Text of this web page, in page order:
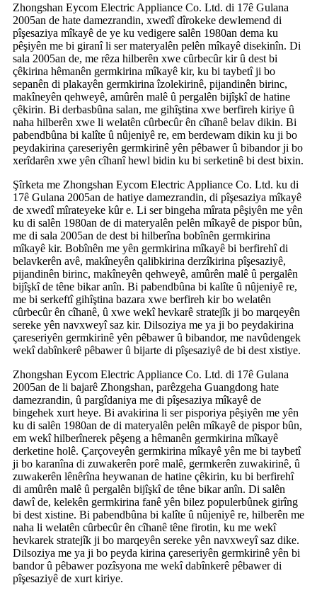
Zhongshan Eycom Electric Appliance Co. Ltd. di 17ê Gulana
2005an de hate damezrandin, xwedî dîrokeke dewlemend di
pîşesaziya mîkayê de ye ku vedigere salên 1980an dema ku
pêşiyên me bi giranî li ser materyalên pelên mîkayê disekinîn. Di
sala 2005an de, me rêza hilberên xwe cûrbecûr kir û dest bi
çêkirina hêmanên germkirina mîkayê kir, ku bi taybetî ji bo
sepanên di plakayên germkirina îzolekirinê, pijandinên birinc,
makîneyên qehweyê, amûrên malê û pergalên bijîşkî de hatine
çêkirin. Bi derbasbûna salan, me gihîştina xwe berfireh kiriye û
naha hilberên xwe li welatên cûrbecûr ên cîhanê belav dikin. Bi
pabendbûna bi kalîte û nûjeniyê re, em berdewam dikin ku ji bo
peydakirina çareseriyên germkirinê yên pêbawer û bibandor ji bo
xerîdarên xwe yên cîhanî hewl bidin ku bi serketinê bi dest bixin.
Şîrketa me Zhongshan Eycom Electric Appliance Co. Ltd. ku di
17ê Gulana 2005an de hatiye damezrandin, di pîşesaziya mîkayê
de xwedî mîrateyeke kûr e. Li ser bingeha mîrata pêşiyên me yên
ku di salên 1980an de di materyalên pelên mîkayê de pispor bûn,
me di sala 2005an de dest bi hilberîna bobînên germkirina
mîkayê kir. Bobînên me yên germkirina mîkayê bi berfirehî di
belavkerên avê, makîneyên qalibkirina derzîkirina pîşesaziyê,
pijandinên birinc, makîneyên qehweyê, amûrên malê û pergalên
bijîşkî de têne bikar anîn. Bi pabendbûna bi kalîte û nûjeniyê re,
me bi serkeftî gihîştina bazara xwe berfireh kir bo welatên
cûrbecûr ên cîhanê, û xwe wekî hevkarê stratejîk ji bo marqeyên
sereke yên navxweyî saz kir. Dilsoziya me ya ji bo peydakirina
çareseriyên germkirinê yên pêbawer û bibandor, me navûdengek
wekî dabînkerê pêbawer û bijarte di pîşesaziyê de bi dest xistiye.
Zhongshan Eycom Electric Appliance Co. Ltd. di 17ê Gulana
2005an de li bajarê Zhongshan, parêzgeha Guangdong hate
damezrandin, û pargîdaniya me di pîşesaziya mîkayê de
bingehek xurt heye. Bi avakirina li ser pisporiya pêşiyên me yên
ku di salên 1980an de di materyalên pelên mîkayê de pispor bûn,
em wekî hilberînerek pêşeng a hêmanên germkirina mîkayê
derketine holê. Çarçoveyên germkirina mîkayê yên me bi taybetî
ji bo karanîna di zuwakerên porê malê, germkerên zuwakirinê, û
zuwakerên lênêrîna heywanan de hatine çêkirin, ku bi berfirehî
di amûrên malê û pergalên bijîşkî de têne bikar anîn. Di salên
dawî de, kelekên germkirina fanê yên bilez populerbûnek girîng
bi dest xistine. Bi pabendbûna bi kalîte û nûjeniyê re, hilberên me
naha li welatên cûrbecûr ên cîhanê têne firotin, ku me wekî
hevkarek stratejîk ji bo marqeyên sereke yên navxweyî saz dike.
Dilsoziya me ya ji bo peyda kirina çareseriyên germkirinê yên bi
bandor û pêbawer pozîsyona me wekî dabînkerê pêbawer di
pîşesaziyê de xurt kiriye.